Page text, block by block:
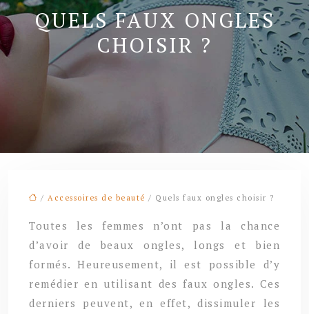
QUELS FAUX ONGLES
CHOISIR ?
/ Accessoires de beauté / Quels faux ongles choisir ?
Toutes les femmes n’ont pas la chance
d’avoir de beaux ongles, longs et bien
formés. Heureusement, il est possible d’y
remédier en utilisant des faux ongles. Ces
derniers peuvent, en effet, dissimuler les